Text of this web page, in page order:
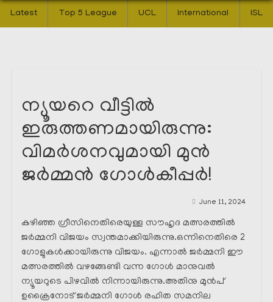
Latest Top 5 League UCL International ISL
ന്യൂയറെ വീട്ടിൽ
ഇരുത്തണമായിരുന്നു:
വിമർശനവുമായി മുൻ
ജർമ്മൻ ഗോൾകീപ്പർ!
June 11, 2024
കഴിഞ്ഞ ഗ്രീസിനെതിരെയുള്ള സൗഹൃദ മത്സരത്തിൽ
ജർമ്മനി വിജയം സ്വന്തമാക്കിയിരുന്നു.ഒന്നിനെതിരെ 2
ഗോളുകൾക്കായിരുന്നു വിജയം. എന്നാൽ ജർമ്മനി ഈ
മത്സരത്തിൽ വഴങ്ങേണ്ടി വന്ന ഗോൾ മാനുവൽ
ന്യൂയറുടെ പിഴവിൽ നിന്നായിരുന്നു.അതിനു മുൻപ്
ഉക്രൈനോട് ജർമ്മനി ഗോൾ രഹിത സമനില